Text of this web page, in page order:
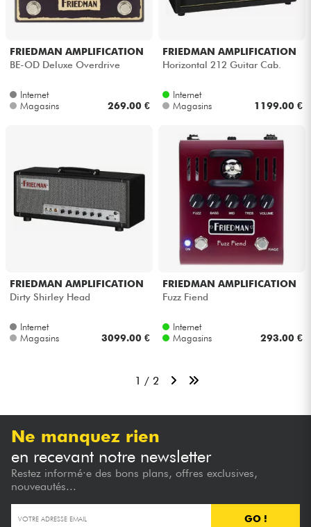
FRIEDMAN AMPLIFICATION
BE-OD Deluxe Overdrive
Internet
Magasins
269.00 €
FRIEDMAN AMPLIFICATION
Horizontal 212 Guitar Cab.
Internet
Magasins
1199.00 €
FRIEDMAN AMPLIFICATION
Dirty Shirley Head
Internet
Magasins
3099.00 €
FRIEDMAN AMPLIFICATION
Fuzz Fiend
Internet
Magasins
293.00 €
1 / 2
Ne manquez rien
en recevant notre newsletter
Restez informé·e des bons plans, offres exclusives,
nouveautés...
GO !